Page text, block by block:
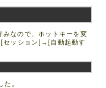
なので、ホットキーを変
ッション]→[自動起動す
た。